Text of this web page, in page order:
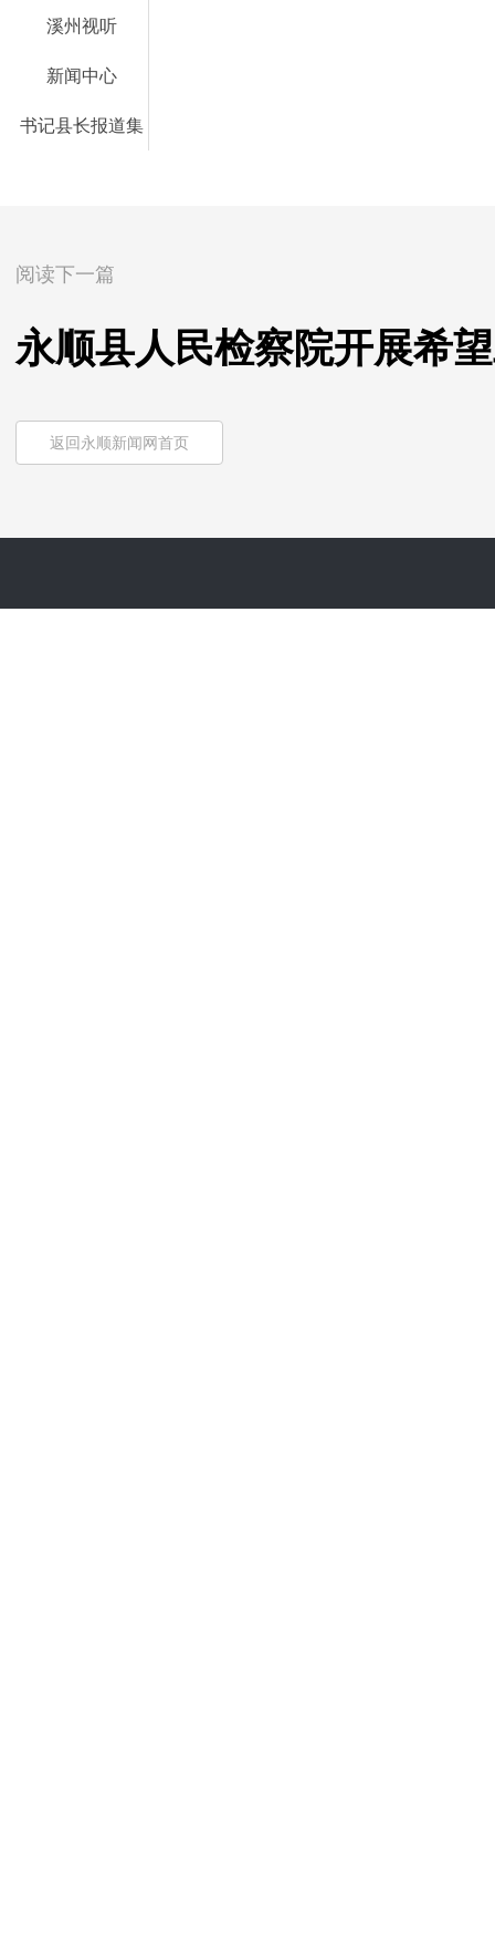
溪州视听
新闻中心
书记县长报道集
阅读下一篇
永顺县人民检察院开展希
返回永顺新闻网首页